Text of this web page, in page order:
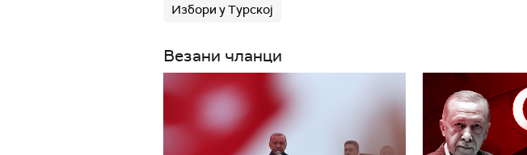
Избори у Турској
Везани чланци